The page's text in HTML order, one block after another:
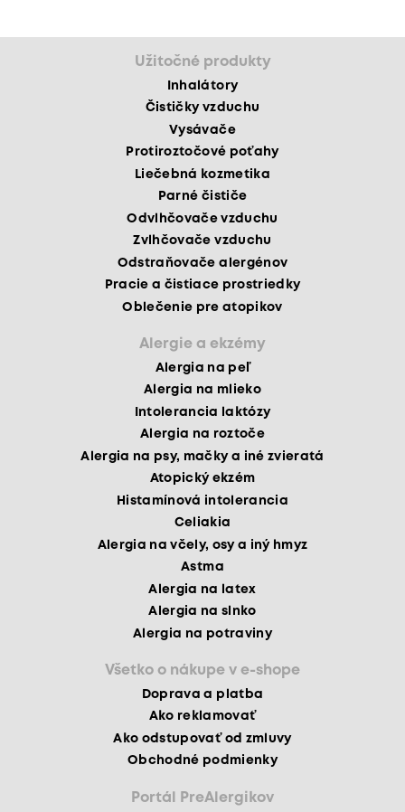
Užitočné produkty
Inhalátory
Čističky vzduchu
Vysávače
Protiroztočové poťahy
Liečebná kozmetika
Parné čističe
Odvlhčovače vzduchu
Zvlhčovače vzduchu
Odstraňovače alergénov
Pracie a čistiace prostriedky
Oblečenie pre atopikov
Alergie a ekzémy
Alergia na peľ
Alergia na mlieko
Intolerancia laktózy
Alergia na roztoče
Alergia na psy, mačky a iné zvieratá
Atopický ekzém
Histamínová intolerancia
Celiakia
Alergia na včely, osy a iný hmyz
Astma
Alergia na latex
Alergia na slnko
Alergia na potraviny
Všetko o nákupe v e-shope
Doprava a platba
Ako reklamovať
Ako odstupovať od zmluvy
Obchodné podmienky
Portál PreAlergikov